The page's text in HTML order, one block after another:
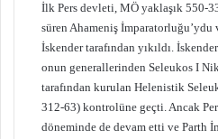
İlk Pers devleti, MÖ yaklaşık 550-
süren Ahameniş
İskender tarafından yıkıldı.
onun generallerinden Seleukos I
tarafından kurulan Helenistik
312-63) kontrolüne geçti. Ancak
döneminde de devam etti ve Parth